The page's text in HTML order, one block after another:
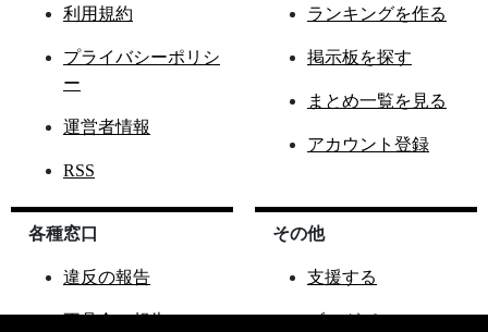
利用規約
プライバシーポリシ
ー
運営者情報
RSS
ランキングを作る
掲示板を探す
まとめ一覧を見る
アカウント登録
各種窓口
違反の報告
不具合の報告
その他
支援する
ブログパーツ